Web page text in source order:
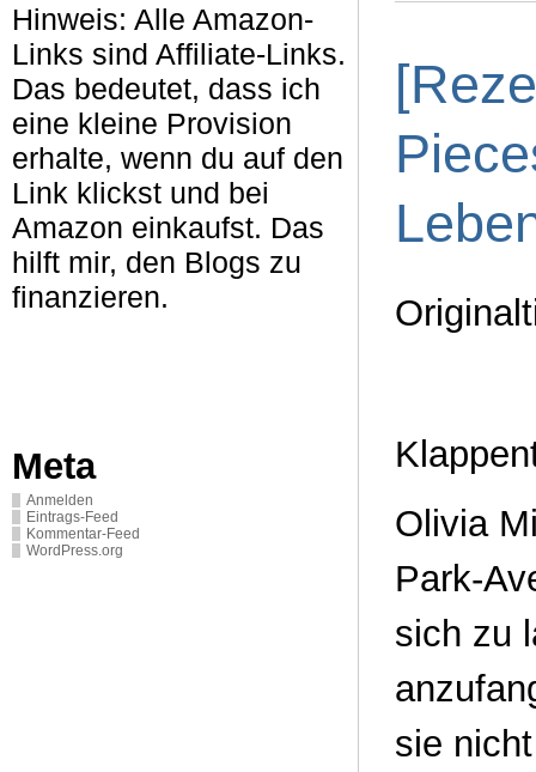
Hinweis: Alle Amazon-
Links sind Affiliate-Links.
Das bedeutet, dass ich
eine kleine Provision
erhalte, wenn du auf den
Link klickst und bei
Amazon einkaufst. Das
hilft mir, den Blogs zu
finanzieren.
Meta
Anmelden
Eintrags-Feed
Kommentar-Feed
WordPress.org
Olivia
Park-
sich zu
sie